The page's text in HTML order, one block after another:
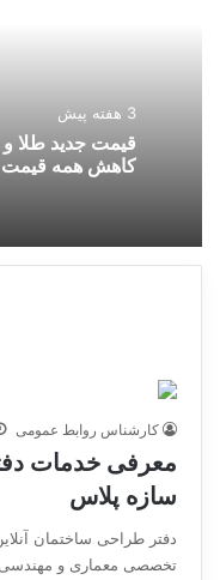
3 هفته پیش
کاهش همه قیمت
کارشناس روابط عمومی
معرفی خدمات
سازه پلاس
دفتر طراحی ساختمان
تخصصی معماری و